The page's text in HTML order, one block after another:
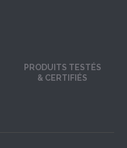
PRODUITS TESTÉS
& CERTIFIÉS